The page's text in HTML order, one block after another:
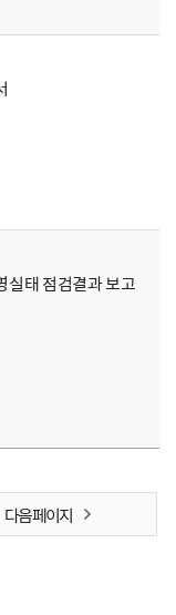
태 점검결과 보고
다음 페이지